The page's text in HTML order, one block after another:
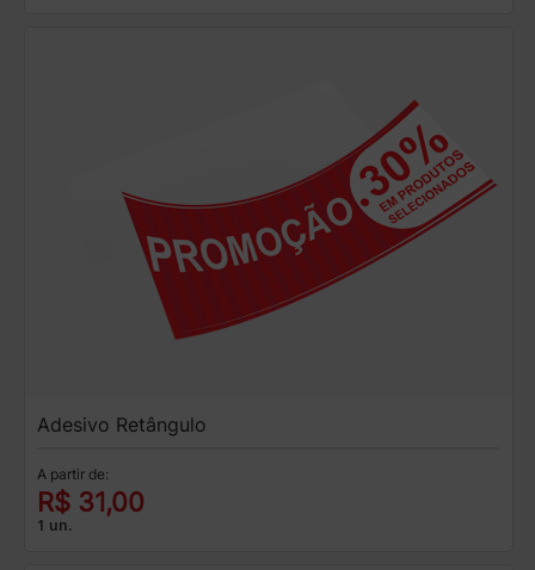
Adesivo Retângulo
A partir de:
R$ 31,00
1 un.